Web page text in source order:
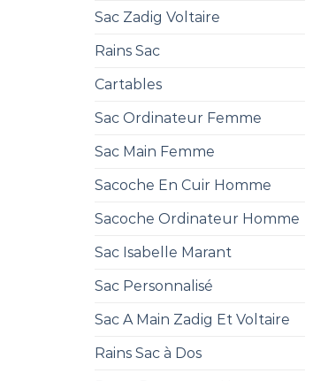
Sac Zadig Voltaire
Rains Sac
Cartables
Sac Ordinateur Femme
Sac Main Femme
Sacoche En Cuir Homme
Sacoche Ordinateur Homme
Sac Isabelle Marant
Sac Personnalisé
Sac A Main Zadig Et Voltaire
Rains Sac à Dos